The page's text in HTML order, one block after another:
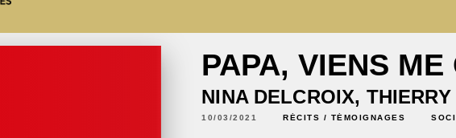
PAPA, VIENS
NINA DELCROIX,
10/03/2021 RÉCITS / TÉMOIGNAGES